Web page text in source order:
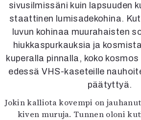
Lehdet
4/2026
2–3/2026
1/2026
6/2025
5/2025 saame
5/2025
Lehtiarkisto
sivusilmissäni kuin lapsuuden
staattinen lumisadekohina.
luvun kohinaa muurahaisten
hiukkaspurkauksia ja
kuperalla pinnalla, koko
edessä VHS-kaseteille
päätyttyä.
Jokin kalliota kovempi on
kiven muruja. Tunnen oloni